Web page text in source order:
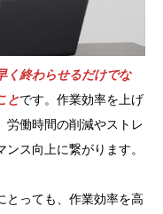
く終わらせるだけでな
とです。作業効率を上げ
労働時間の削減やストレ
ス向上に繋がります。
とっても、作業効率を高